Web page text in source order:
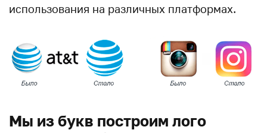
использования на различных платформах.
Мы из букв построим лого